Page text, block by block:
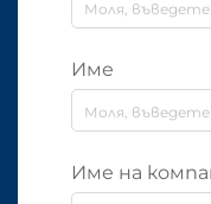
Име
Име на